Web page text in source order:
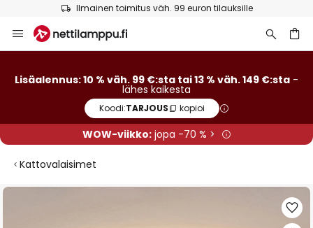
Ilmainen toimitus väh. 99 euron tilauksille
to
Lisäalennus: 10 % väh. 99 €:sta tai 13 % väh. 149 €:sta -
lähes kaikesta
Koodi:TARJOUS kopioi
WOW-viikko:jopa -70 % >
Kattovalaisimet
Skip